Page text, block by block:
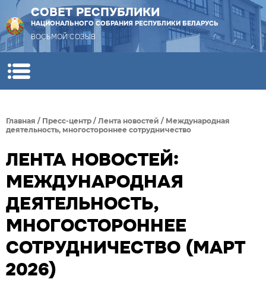
СОВЕТ РЕСПУБЛИКИ
НАЦИОНАЛЬНОГО СОБРАНИЯ РЕСПУБЛИКИ БЕЛАРУСЬ
ВОСЬМОЙ СОЗЫВ
Главная / Пресс-центр / Лента новостей / Международная
деятельность, многостороннее сотрудничество
ЛЕНТА НОВОСТЕЙ:
МЕЖДУНАРОДНАЯ
ДЕЯТЕЛЬНОСТЬ,
МНОГОСТОРОННЕЕ
СОТРУДНИЧЕСТВО (МАРТ
2026)